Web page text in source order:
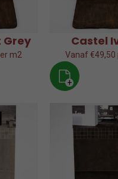
Grey
m2
Castel
Vanaf €49,50
+